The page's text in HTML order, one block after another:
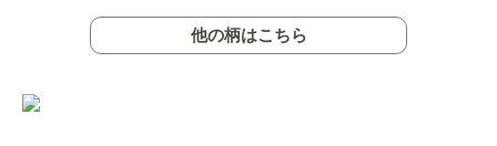
他の柄はこちら